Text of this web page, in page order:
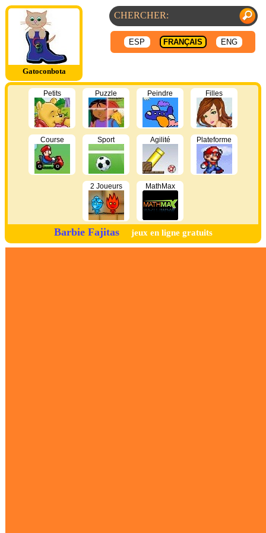
Gatoconbota
ESP FRANÇAIS ENG
Petits Puzzle Peindre Filles
Course Sport Agilité Plateforme
2 Joueurs MathMax
Barbie Fajitas jeux en ligne gratuits